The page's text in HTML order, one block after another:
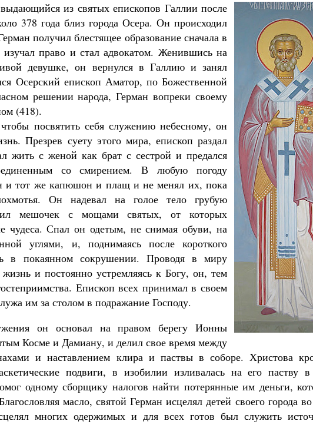
из святых епископов Галлии после
378 года близ города Осера. Он происходил
получил блестящее образование сначала в
право и стал адвокатом. Женившись на
девушке, он вернулся в Галлию и занял
Осерский епископ Аматор, по Божественной
решении народа, Герман вопреки своему
(418).
посвятить себя служению небесному, он
Презрев суету этого мира, епископ раздал
жить с женой как брат с сестрой и предался
со смирением. В любую погоду
и тот же капюшон и плащ и не менял их, пока
Он надевал на голое тело грубую
мешочек с мощами святых, от которых
чудеса. Спал он одетым, не снимая обуви, на
углями, и, поднимаясь после короткого
в покаянном сокрушении. Проводя в миру
и постоянно устремляясь к Богу, он, тем
Епископ всех принимал в своем
им за столом в подражание Господу.
он основал на правом берегу Ионны
Косме и Дамиану, и делил свое время между
и наставлением клира и паствы в соборе. Христова
подвиги, в изобилии изливалась на его паству
одному сборщику налогов найти потерянные им деньги,
масло, святой Герман исцелял детей своего города
многих одержимых и для всех готов был служить
Как найти своё место в жизни
Великомученик Георгий
святого
Роман Котов